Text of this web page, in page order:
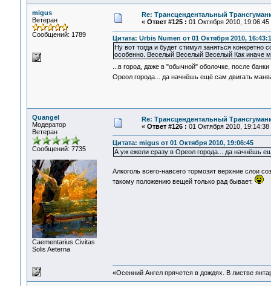
migus
Ветеран
Сообщений: 1789
Re: Трансцендентальный
« Ответ #125 : 01 Октября 2010, 19:06:45
Цитата: Urbis Numen от 01 Октября 2010,
Ну вот тогда и будет стимул заняться конкретно
особенно. Веселый Веселый Веселый Как иначе
...в город, даже в "обычной" оболочке, после
Ореол города... да начнёшь ещё сам двигать
Quangel
Модератор
Ветеран
Сообщений: 7735
Сaementarius Civitas
Solis Aeterna
Re: Трансцендентальный
« Ответ #126 : 01 Октября 2010, 19:14:38
Цитата: migus от 01 Октября 2010, 19:06:45
А уж ежели сразу в Ореол города... да начнёшь
Алкоголь всего-навсего тормозит верхние слои
такому положению вещей только рад бывает.
«Осенний Ангел прячется в дождях. В листве